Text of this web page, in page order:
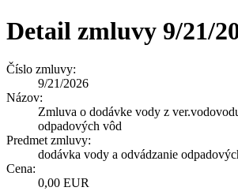
Detail zmluvy 9/21/
Číslo zmluvy:
9/21/2026
Názov:
Zmluva o dodávke vody z
odpadových vôd
Predmet zmluvy:
dodávka vody a odvádzanie
Cena:
0,00 EUR